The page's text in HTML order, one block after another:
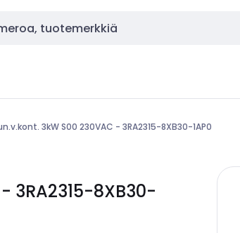
3kW S00 230VAC - 3RA2315-8XB30-1AP0
3RA2315-8XB30-